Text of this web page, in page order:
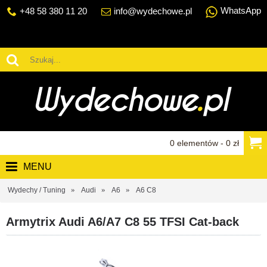
+48 58 380 11 20 info@wydechowe.pl WhatsApp
0 elementów - 0 zł
MENU
Wydechy / Tuning Audi A6 A6 C8
Armytrix Audi A6/A7 C8 55 TFSI Cat-back